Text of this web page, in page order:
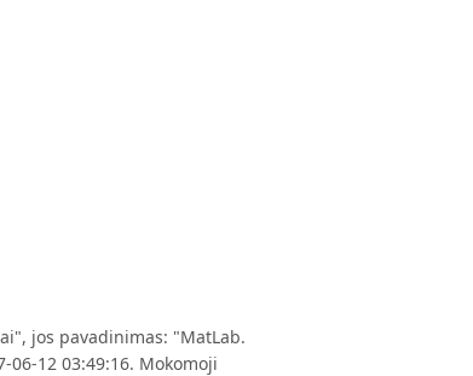
jos pavadinimas: "MatLab.
12 03:49:16. Mokomoji